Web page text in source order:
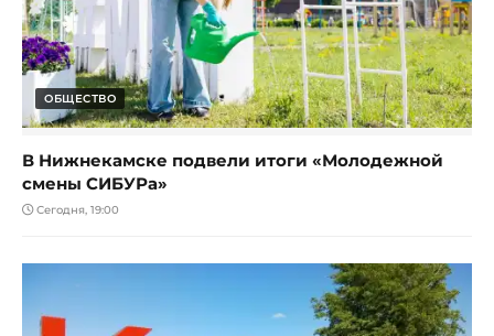
ОБЩЕСТВО
В Нижнекамске подвели итоги «Молодежной
смены СИБУРа»
Сегодня, 19:00